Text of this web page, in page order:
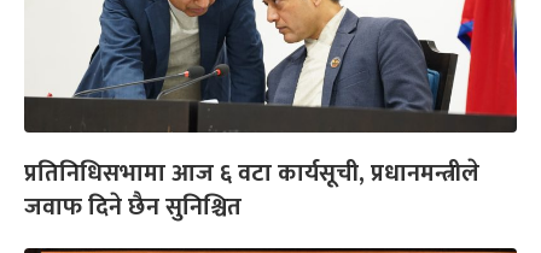
प्रतिनिधिसभामा आज ६ वटा कार्यसूची, प्रधानमन्त्रीले
जवाफ दिने छैन सुनिश्चित